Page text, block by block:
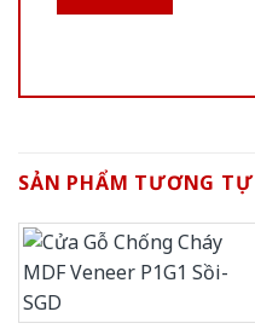
SẢN PHẨM TƯƠNG TỰ